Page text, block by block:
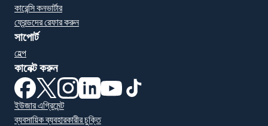
কারেন্সি কনভার্টার
ফ্রেন্ডদের রেফার করুন
সাপোর্ট
হেল্প
কানেক্ট করুন
(নতুন উইন্ডোতে খুলবে)
(নতুন উইন্ডোতে খুলবে)
(নতুন উইন্ডোতে খুলবে)
(নতুন উইন্ডোতে খুলবে)
(নতুন উইন্ডোতে খুলবে)
ইউজার এগ্রিমেন্ট
ব্যবসায়িক ব্যবহারকারীর চুক্তি